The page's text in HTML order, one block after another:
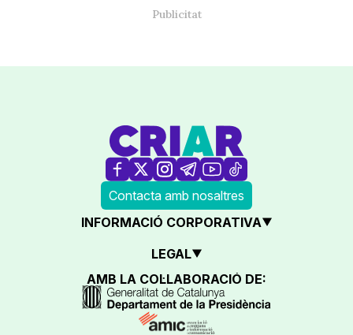
Contacta amb nosaltres
INFORMACIÓ CORPORATIVA
LEGAL
AMB LA COL·LABORACIÓ DE: